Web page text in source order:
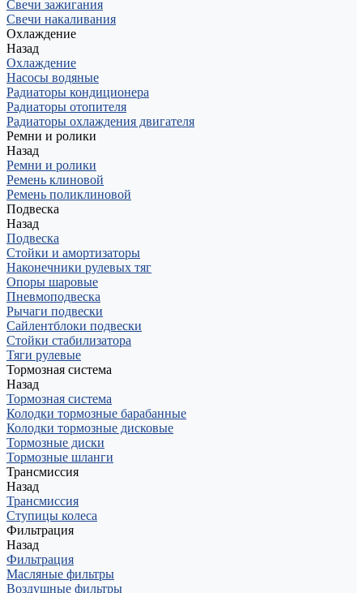
Свечи зажигания
Свечи накаливания
Охлаждение
Назад
Охлаждение
Насосы водяные
Радиаторы кондиционера
Радиаторы отопителя
Радиаторы охлаждения двигателя
Ремни и ролики
Назад
Ремни и ролики
Ремень клиновой
Ремень поликлиновой
Подвеска
Назад
Подвеска
Стойки и амортизаторы
Наконечники рулевых тяг
Опоры шаровые
Пневмоподвеска
Рычаги подвески
Сайлентблоки подвески
Стойки стабилизатора
Тяги рулевые
Тормозная система
Назад
Тормозная система
Колодки тормозные барабанные
Колодки тормозные дисковые
Тормозные диски
Тормозные шланги
Трансмиссия
Назад
Трансмиссия
Ступицы колеса
Фильтрация
Назад
Фильтрация
Масляные фильтры
Воздушные фильтры